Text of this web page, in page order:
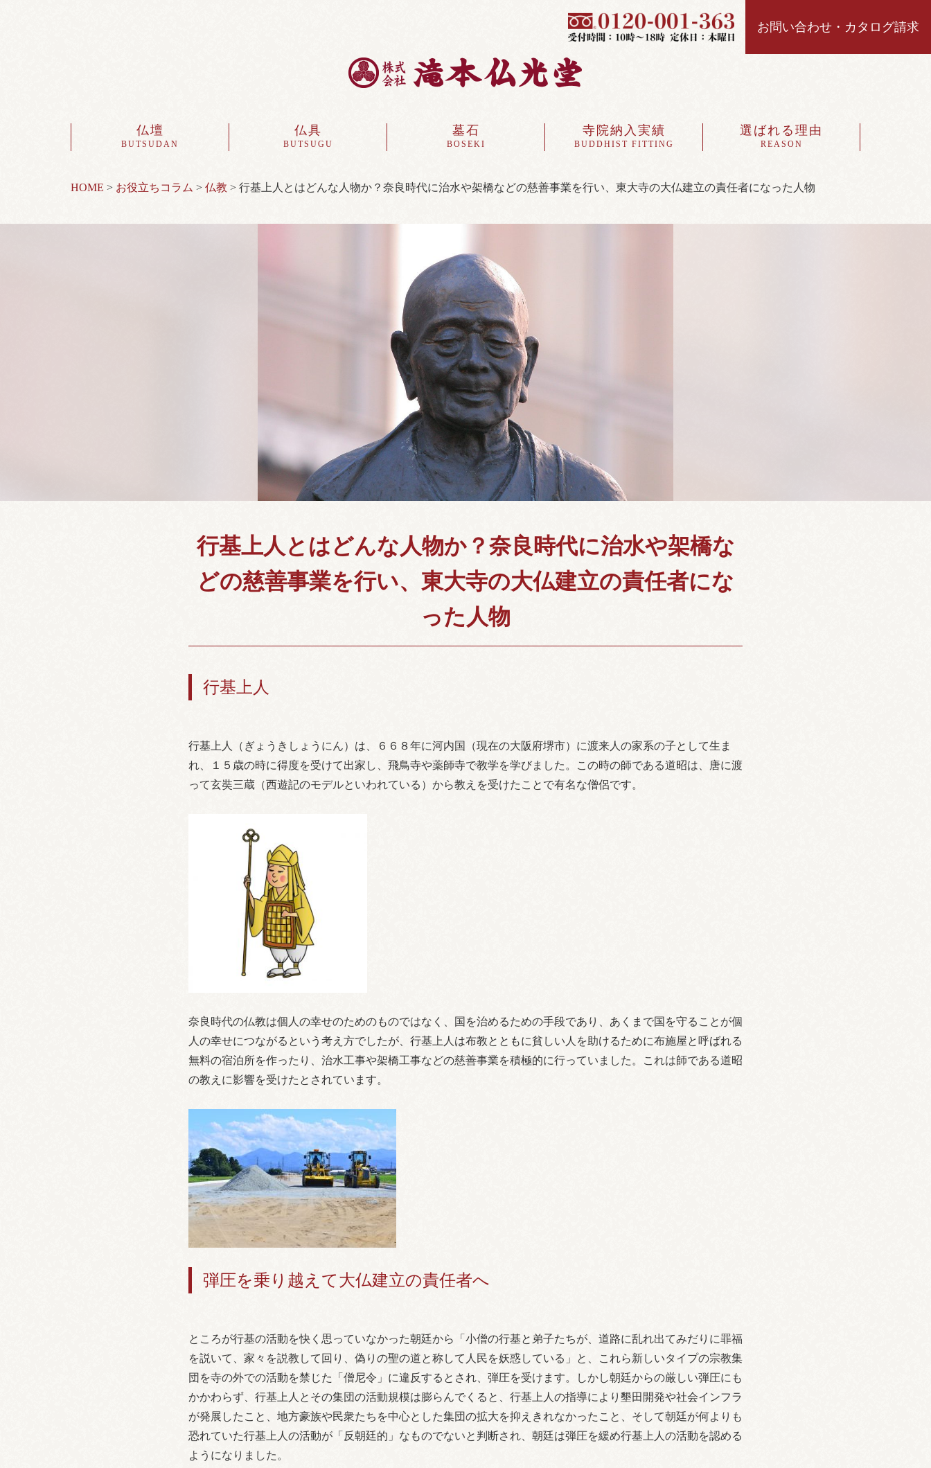
お問い合わせ・カタログ請求
仏壇
BUTSUDAN
仏具
BUTSUGU
墓石
BOSEKI
寺院納入実績
BUDDHIST FITTING
選ばれる理由
REASON
HOME > お役立ちコラム > 仏教 > 行基上人とはどんな人物か？奈良時代に治水や架橋などの慈善事業を行い、東大寺の大仏建立の責任者になった人物
行基上人とはどんな人物か？奈良時代に治水や架橋な
どの慈善事業を行い、東大寺の大仏建立の責任者にな
った人物
行基上人
行基上人（ぎょうきしょうにん）は、６６８年に河内国（現在の大阪府堺市）に渡来人の家系の子として生ま
れ、１５歳の時に得度を受けて出家し、飛鳥寺や薬師寺で教学を学びました。この時の師である道昭は、唐に渡
って玄奘三蔵（西遊記のモデルといわれている）から教えを受けたことで有名な僧侶です。
奈良時代の仏教は個人の幸せのためのものではなく、国を治めるための手段であり、あくまで国を守ることが個
人の幸せにつながるという考え方でしたが、行基上人は布教とともに貧しい人を助けるために布施屋と呼ばれる
無料の宿泊所を作ったり、治水工事や架橋工事などの慈善事業を積極的に行っていました。これは師である道昭
の教えに影響を受けたとされています。
弾圧を乗り越えて大仏建立の責任者へ
ところが行基の活動を快く思っていなかった朝廷から「小僧の行基と弟子たちが、道路に乱れ出てみだりに罪福
を説いて、家々を説教して回り、偽りの聖の道と称して人民を妖惑している」と、これら新しいタイプの宗教集
団を寺の外での活動を禁じた「僧尼令」に違反するとされ、弾圧を受けます。しかし朝廷からの厳しい弾圧にも
かかわらず、行基上人とその集団の活動規模は膨らんでくると、行基上人の指導により墾田開発や社会インフラ
が発展したこと、地方豪族や民衆たちを中心とした集団の拡大を抑えきれなかったこと、そして朝廷が何よりも
恐れていた行基上人の活動が「反朝廷的」なものでないと判断され、朝廷は弾圧を緩め行基上人の活動を認める
ようになりました。